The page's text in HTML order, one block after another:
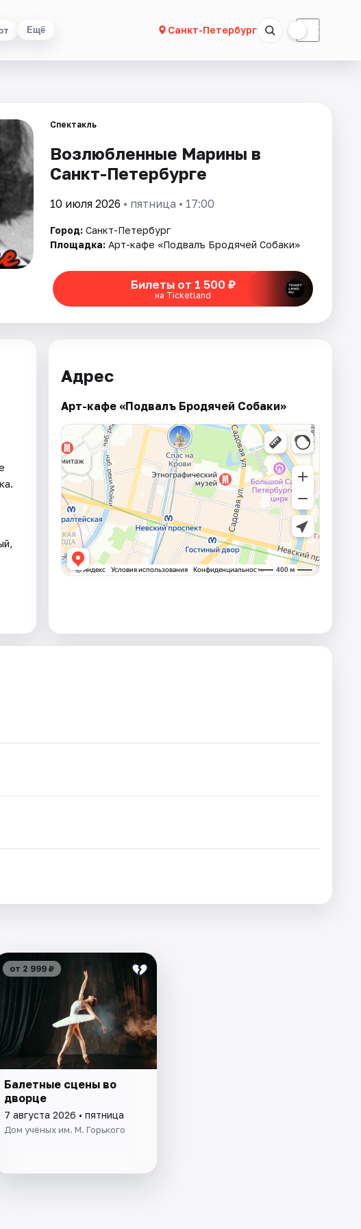
Ещё Санкт-Петербург ☾
Спектакль
Возлюбленные Марины в
Санкт-Петербурге
10 июля 2026 • пятница • 17:00
Город: Санкт-Петербург
Площадка: Арт-кафе «Подвалъ Бродячей Собаки»
Билеты от 1 500 ₽
на Ticketland
Адрес
Арт-кафе «Подвалъ Бродячей Собаки»
от 2 999 ₽
Балетные сцены во
дворце
7 августа 2026 • пятница
Дом учёных им. М. Горького